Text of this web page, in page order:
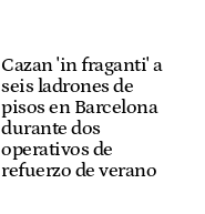
Cazan 'in fraganti' a
seis ladrones de
pisos en Barcelona
durante dos
operativos de
refuerzo de verano